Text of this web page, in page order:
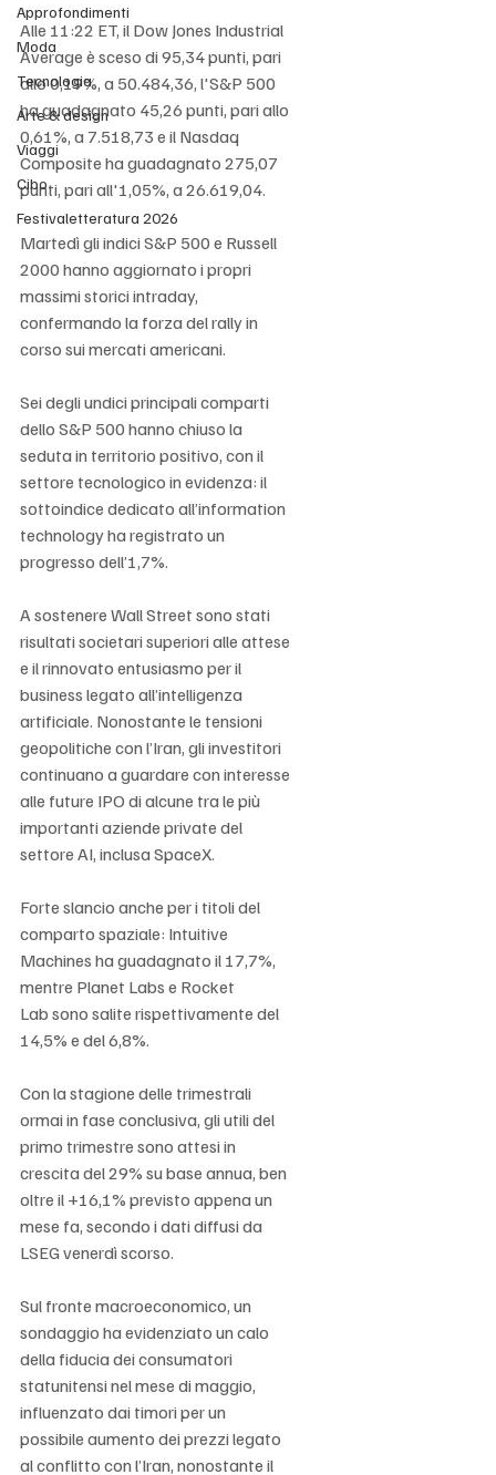
Approfondimenti
Moda
Tecnologia
Arte & design
Viaggi
Cibo
Festivaletteratura 2026
Alle 11:22 ET, il Dow Jones Industrial
Average è sceso di 95,34 punti, pari
allo 0,19%, a 50.484,36, l'S&P 500
ha guadagnato 45,26 punti, pari allo
0,61%, a 7.518,73 e il Nasdaq
Composite ha guadagnato 275,07
punti, pari all'1,05%, a 26.619,04.
Martedì gli indici S&P 500 e Russell
2000 hanno aggiornato i propri
massimi storici intraday,
confermando la forza del rally in
corso sui mercati americani.
Sei degli undici principali comparti
dello S&P 500 hanno chiuso la
seduta in territorio positivo, con il
settore tecnologico in evidenza: il
sottoindice dedicato all’information
technology ha registrato un
progresso dell’1,7%.
A sostenere Wall Street sono stati
risultati societari superiori alle attese
e il rinnovato entusiasmo per il
business legato all’intelligenza
artificiale. Nonostante le tensioni
geopolitiche con l’Iran, gli investitori
continuano a guardare con interesse
alle future IPO di alcune tra le più
importanti aziende private del
settore AI, inclusa SpaceX.
Forte slancio anche per i titoli del
comparto spaziale: Intuitive
Machines ha guadagnato il 17,7%,
mentre Planet Labs e Rocket
Lab sono salite rispettivamente del
14,5% e del 6,8%.
Con la stagione delle trimestrali
ormai in fase conclusiva, gli utili del
primo trimestre sono attesi in
crescita del 29% su base annua, ben
oltre il +16,1% previsto appena un
mese fa, secondo i dati diffusi da
LSEG venerdì scorso.
Sul fronte macroeconomico, un
sondaggio ha evidenziato un calo
della fiducia dei consumatori
statunitensi nel mese di maggio,
influenzato dai timori per un
possibile aumento dei prezzi legato
al conflitto con l’Iran, nonostante il